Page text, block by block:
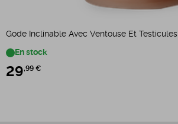
Gode Inclinable Avec Ventouse Et Testicules
En stock
29,99 €